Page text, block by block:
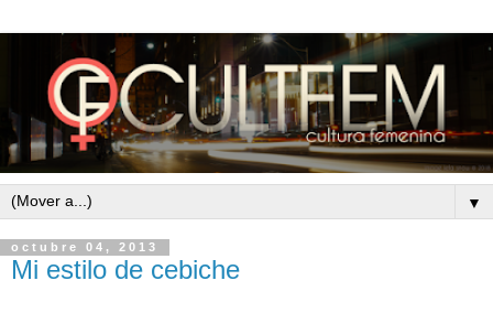
▼
octubre 04, 2013
Mi estilo de cebiche